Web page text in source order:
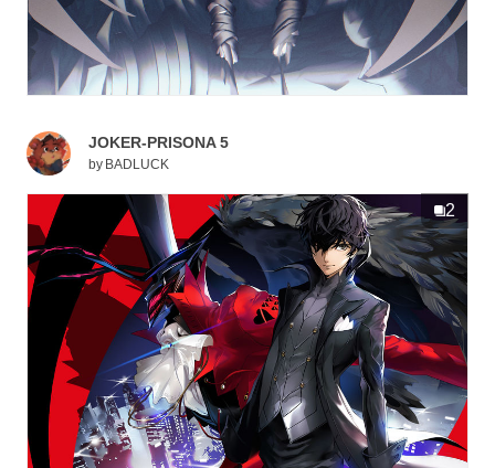
JOKER-PRISONA 5
by BADLUCK
2